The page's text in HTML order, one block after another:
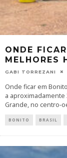
ONDE
MELHORES
GABI TORREZANI
Onde ficar em
a aproximadamente
Grande, no centro-
BONITO BRASIL